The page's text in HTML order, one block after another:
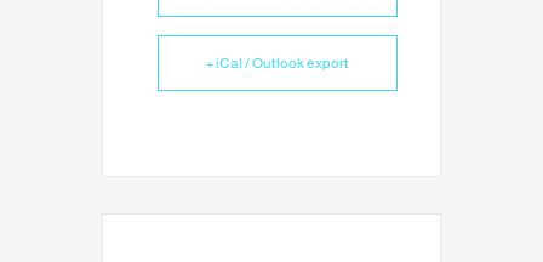
+ iCal / Outlook export